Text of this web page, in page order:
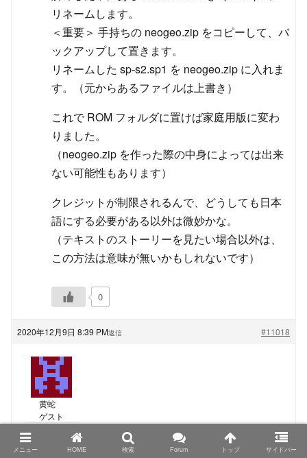
リネームします。
＜重要＞ 手持ちの neogeo.zip をコピーして、バ
ックアップして置きます。
リネームした sp-s2.sp1 を neogeo.zip に入れま
す。（元からあるファイルは上書き）
これで ROM フォルダに置けば家庭用版に変わ
りました。
（neogeo.zip を作った際の中身によっては出来
ない可能性もあります）
クレジットが制限されるんで、どうしても日本
語にする必要がある以外は微妙かな。
（テキストのストーリーを見たい場合以外は、
この方法は意味が無いかもしれないです）
0
2020年12月9日 8:39 PM #11018
返信
黄蛇
ゲスト
TRIMUI Model S、PowKiddyさん名義の物もシタンさ
メニュー HOME 検索 Forum トップ サイドバー